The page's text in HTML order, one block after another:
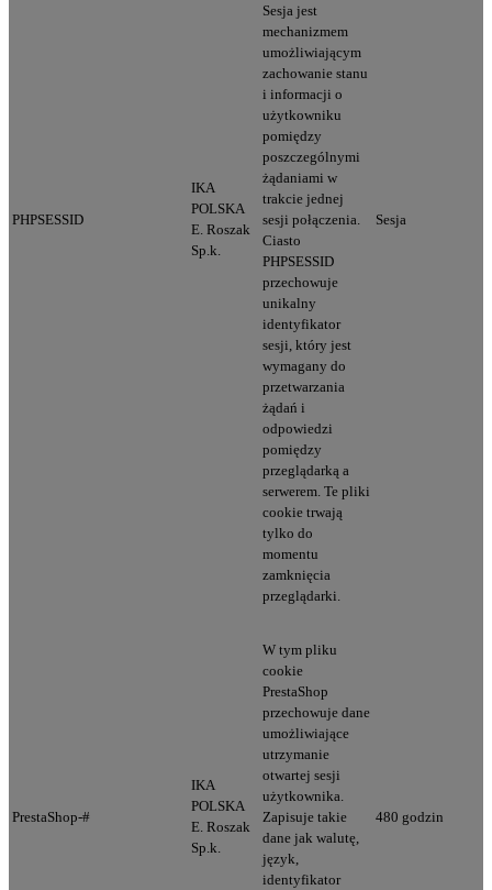
PHPSESSID
IKA
POLSKA
E. Roszak
Sp.k.
Sesja jest
mechanizmem
umożliwiającym
zachowanie stanu
i informacji o
użytkowniku
pomiędzy
poszczególnymi
żądaniami w
trakcie jednej
sesji połączenia.
Ciasto
PHPSESSID
przechowuje
unikalny
identyfikator
sesji, który jest
wymagany do
przetwarzania
żądań i
odpowiedzi
pomiędzy
przeglądarką a
serwerem. Te pliki
cookie trwają
tylko do
momentu
zamknięcia
przeglądarki.
Sesja
PrestaShop-#
IKA
POLSKA
E. Roszak
Sp.k.
W tym pliku
cookie
PrestaShop
przechowuje dane
umożliwiające
utrzymanie
otwartej sesji
użytkownika.
Zapisuje takie
dane jak walutę,
język,
identyfikator
480 godzin